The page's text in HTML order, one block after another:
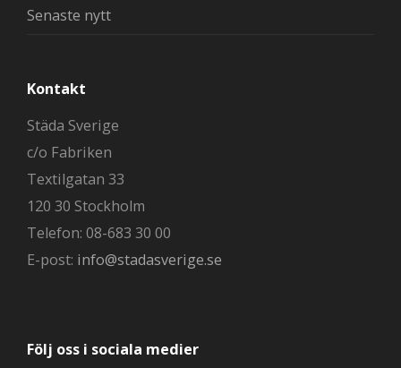
Senaste nytt
Kontakt
Städa Sverige
c/o Fabriken
Textilgatan 33
120 30 Stockholm
Telefon: 08-683 30 00
E-post: info@stadasverige.se
Följ oss i sociala medier